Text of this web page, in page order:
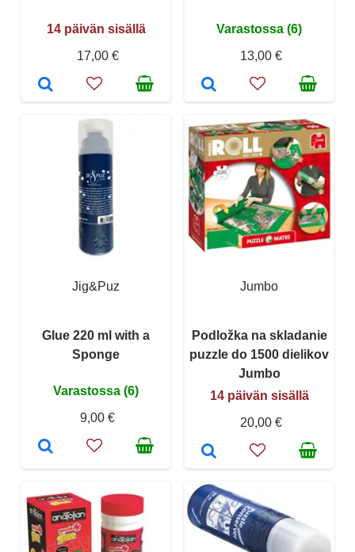
14 päivän sisällä
17,00 €
Varastossa (6)
13,00 €
Jig&Puz
Glue 220 ml with a
Sponge
Varastossa (6)
9,00 €
Jumbo
Podložka na skladanie
puzzle do 1500 dielikov
Jumbo
14 päivän sisällä
20,00 €